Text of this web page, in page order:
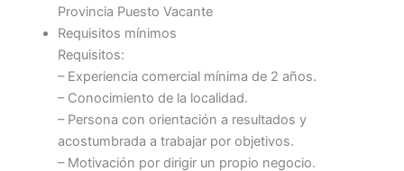
Provincia Puesto Vacante
Requisitos mínimos
Requisitos:
– Experiencia comercial mínima de 2 años.
– Conocimiento de la localidad.
– Persona con orientación a resultados y
acostumbrada a trabajar por objetivos.
– Motivación por dirigir un propio negocio.